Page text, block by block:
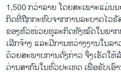
1,500 ກວ່າ​ລາຍ ໂດຍ​ສະ​ເພາະ​ແມ່
ກິດ​ທີ່ຖືກ​ກະ​ທົບ​ຈາກ​ການ​ລະ​ບາດ​ໄວ​ຣັ​
ຂອງ​ຫົ​ວ​ໜ່ວຍ​ທຸ​ລະ​ກິດ​ທັງ​ໝົດ​ໃນ​ພາກ
ເລີກ​ຈ້າງ ແລະ​ມີ​ການ​ຫວ່າງງ​ານ​ໃນ​ລ
ດ້ວຍ​ສະ​ພາບ​ການ​ດັ່ງ​ກ່າວ ຈຶ່ງ​ເຮັດ​ໃ
ດ່ານ​ສາ​ກົນ​ໃນ​ທົ່ວ​ປະ​ເທດ ເພື່ອ​ຮັບ​ເອົ